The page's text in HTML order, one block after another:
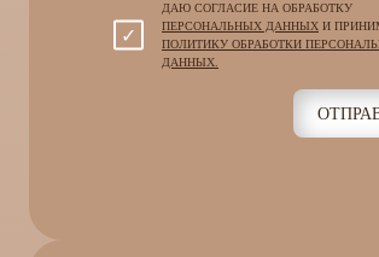
ДАЮ СОГЛАСИЕ НА ОБРАБОТКУ
ПЕРСОНАЛЬНЫХ ДАННЫХ И
ПОЛИТИКУ ОБРАБОТКИ
ДАННЫХ.